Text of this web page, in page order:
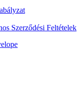
Szerződési Feltételek